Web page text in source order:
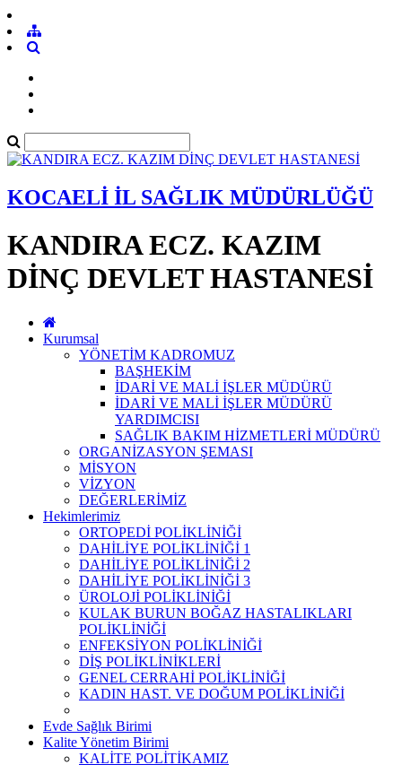
KOCAELİ İL SAĞLIK MÜDÜRLÜĞÜ
KANDIRA ECZ. KAZIM
DİNÇ DEVLET HASTANESİ
Kurumsal
YÖNETİM KADROMUZ
BAŞHEKİM
İDARİ VE MALİ İŞLER MÜDÜRÜ
İDARİ VE MALİ İŞLER MÜDÜRÜ
YARDIMCISI
SAĞLIK BAKIM HİZMETLERİ MÜDÜRÜ
ORGANİZASYON ŞEMASI
MİSYON
VİZYON
DEĞERLERİMİZ
Hekimlerimiz
ORTOPEDİ POLİKLİNİĞİ
DAHİLİYE POLİKLİNİĞİ 1
DAHİLİYE POLİKLİNİĞİ 2
DAHİLİYE POLİKLİNİĞİ 3
ÜROLOJİ POLİKLİNİĞİ
KULAK BURUN BOĞAZ HASTALIKLARI
POLİKLİNİĞİ
ENFEKSİYON POLİKLİNİĞİ
DİŞ POLİKLİNİKLERİ
GENEL CERRAHİ POLİKLİNİĞİ
KADIN HAST. VE DOĞUM POLİKLİNİĞİ
Evde Sağlık Birimi
Kalite Yönetim Birimi
KALİTE POLİTİKAMIZ